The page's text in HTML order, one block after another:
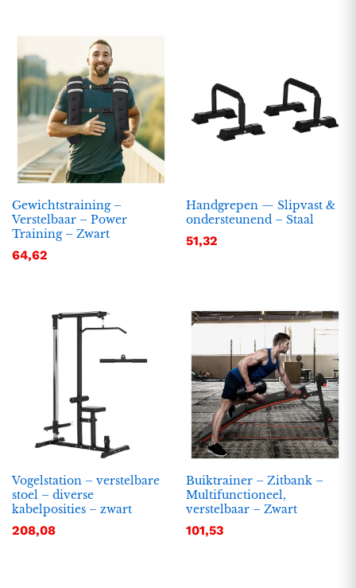
Gewichtstraining –
Verstelbaar – Power
Training – Zwart
64,62
Handgrepen — Slipvast &
ondersteunend – Staal
51,32
Vogelstation – verstelbare
stoel – diverse
kabelposities – zwart
208,08
Buiktrainer – Zitbank –
Multifunctioneel,
verstelbaar – Zwart
101,53